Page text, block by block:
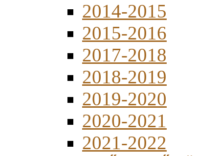
2014-2015
2015-2016
2017-2018
2018-2019
2019-2020
2020-2021
2021-2022